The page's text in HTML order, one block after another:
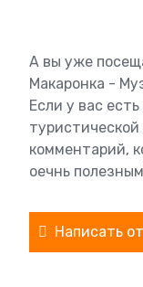
А вы уже
Макаронка -
Если у вас
комментарий,
оечнь
Написать